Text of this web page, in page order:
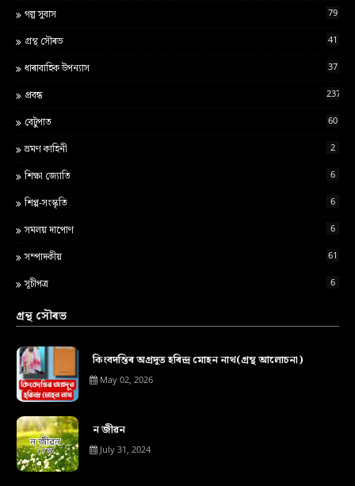
গল্প সুবাস 79
গ্ৰন্থ স‍ৌৰভ 41
ধাৰাবাহিক উপন্যাস 37
প্ৰবন্ধ 237
বেটুপাত 60
ভ্ৰমণ কাহিনী 2
শ‍িক্ষা জ্য‍োত‍ি 6
শিপ্প-সংস্কৃতি 6
সমলয় দাপোণ 6
সম্পাদকীয় 61
সূচীপত্ৰ 6
গ্ৰন্থ সৌৰভ
কিংবদন্তিৰ অগ্ৰদূত হৰিন্দ্ৰ মোহন নাথ(গ্ৰন্থ আলোচনা)
May 02, 2026
ন জীৱন
July 31, 2024